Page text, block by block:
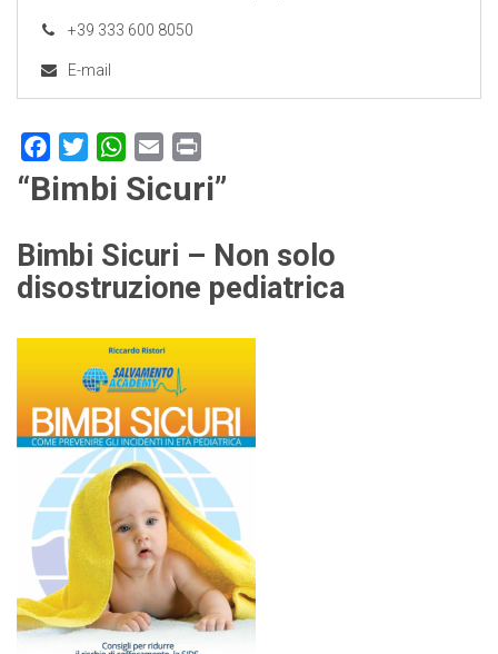
+39 333 600 8050
E-mail
FacebookTwitterWhatsApp
Email
“Bimbi Sicuri”
Bimbi Sicuri – Non solo
disostruzione pediatrica